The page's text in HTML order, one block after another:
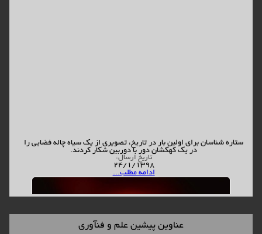
ستاره شناسان برای اولین بار در تاریخ، تصویری از یک سیاه چاله فضایی را
در یک کهکشان دور با دوربین شکار کردند.
تاریخ ارسال:
24/1/1398
ادامه مطلب...
عناوین پیشین علم و فنآوری